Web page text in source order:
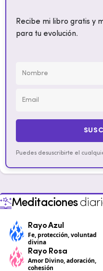
Recibe mi libro gratis y
para tu evolución.
Puedes desuscribirte el
Meditaciones
Rayo Azul
Fe, protección, voluntad
divina
Rayo Rosa
Amor Divino, adoración,
cohesión